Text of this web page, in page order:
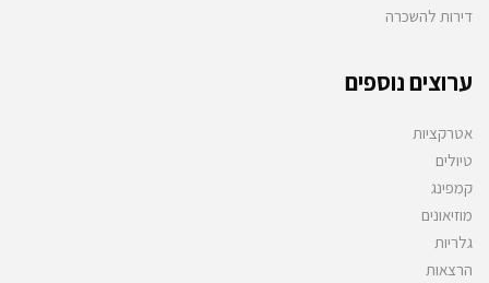
דירות להשכרה
ערוצים נוספים
אטרקציות
טיולים
קמפינג
מוזיאונים
גלריות
הרצאות